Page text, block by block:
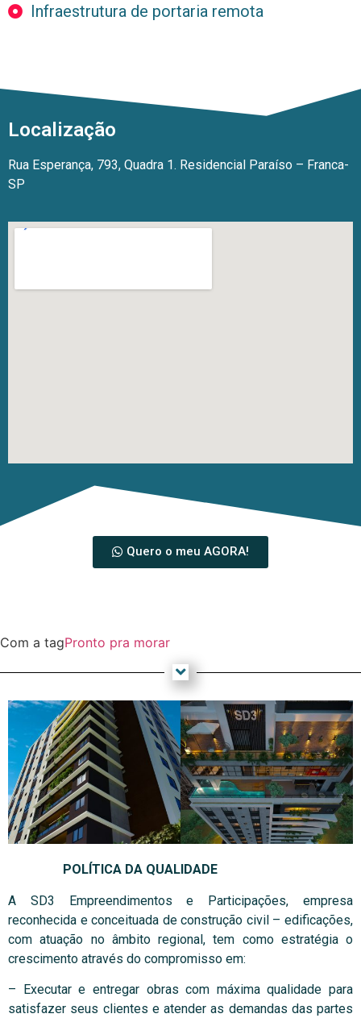
Infraestrutura de portaria remota
Localização
Rua Esperança, 793, Quadra 1. Residencial Paraíso – Franca-
SP
Quero o meu AGORA!
Com a tagPronto pra morar
POLÍTICA DA QUALIDADE
A SD3 Empreendimentos e Participações, empresa
reconhecida e conceituada de construção civil – edificações,
com atuação no âmbito regional, tem como estratégia o
crescimento através do compromisso em:
– Executar e entregar obras com máxima qualidade para
satisfazer seus clientes e atender as demandas das partes